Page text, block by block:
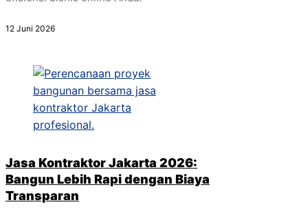
12 Juni 2026
Jasa Kontraktor Jakarta 2026:
Bangun Lebih Rapi dengan Biaya
Transparan